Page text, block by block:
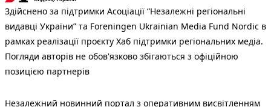
Здійснено за підтримки Асоціації “Незалежні регіональні
видавці України” та Foreningen Ukrainian Media Fund Nordic в
рамках реалізації проєкту Хаб підтримки регіональних медіа.
Погляди авторів не обов'язково збігаються з офіційною
позицією партнерів
Незалежний новинний портал з оперативним висвітленням